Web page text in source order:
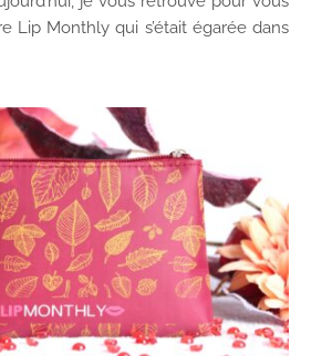
Lip Monthly qui s’était égarée dans